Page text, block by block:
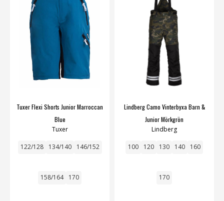
Tuxer Flexi Shorts Junior Marroccan
Blue
Tuxer
122/128 134/140 146/152
158/164 170
Lindberg Camo Vinterbyxa Barn &
Junior Mörkgrön
Lindberg
100 120 130 140 160
170